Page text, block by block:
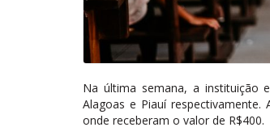
Na última semana, a instituição
Alagoas e Piauí
onde receberam o valor de R$400.